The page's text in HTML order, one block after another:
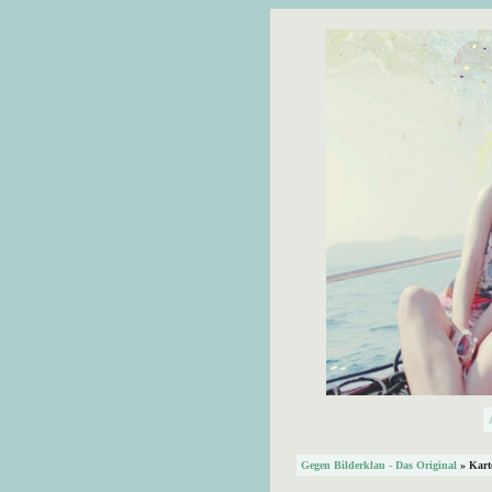
Gegen Bilderklau - Das Original »